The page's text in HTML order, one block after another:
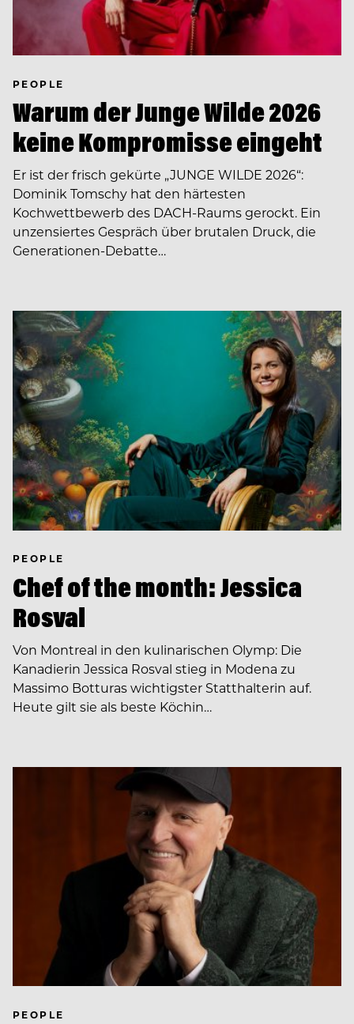
PEOPLE
Warum der Junge Wilde 2026
keine Kompromisse eingeht
Er ist der frisch gekürte „JUNGE WILDE 2026“:
Dominik Tomschy hat den härtesten
Kochwettbewerb des DACH-Raums gerockt. Ein
unzensiertes Gespräch über brutalen Druck, die
Generationen-Debatte…
PEOPLE
Chef of the month: Jessica
Rosval
Von Montreal in den kulinarischen Olymp: Die
Kanadierin Jessica Rosval stieg in Modena zu
Massimo Botturas wichtigster Statthalterin auf.
Heute gilt sie als beste Köchin…
PEOPLE